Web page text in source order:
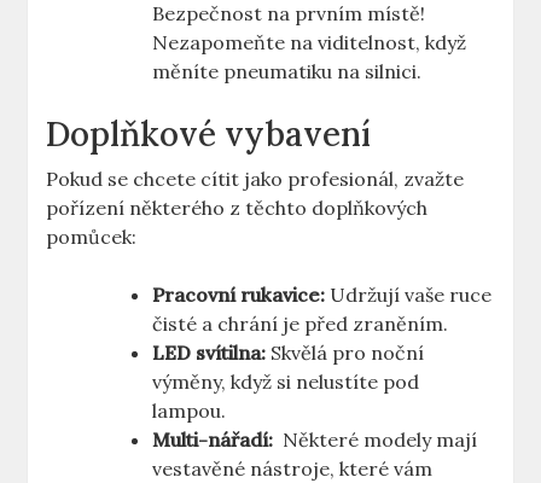
Bezpečnost na prvním místě!
⁤Nezapomeňte na⁣ viditelnost, když
měníte‍ pneumatiku na silnici.
Doplňkové vybavení
Pokud ​se ‌chcete cítit jako profesionál,⁤ zvažte
pořízení některého z těchto⁣ doplňkových
pomůcek:
Pracovní ‌rukavice: Udržují⁤ vaše ruce
čisté a‌ chrání ‍je před zraněním.
LED svítilna: Skvělá pro noční
⁢výměny, když si nelustíte⁢ pod
⁢lampou.
Multi-nářadí: ‌ Některé modely mají
⁤vestavěné⁢ nástroje, které vám ​